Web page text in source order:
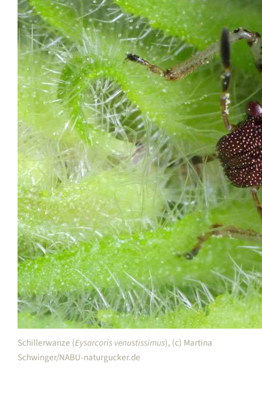
Schillerwanze (Eysarcoris venustissimus), (c) Martina
Schwinger/NABU-naturgucker.de